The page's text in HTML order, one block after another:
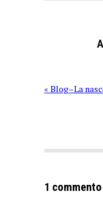
« Blog–La
1 commento